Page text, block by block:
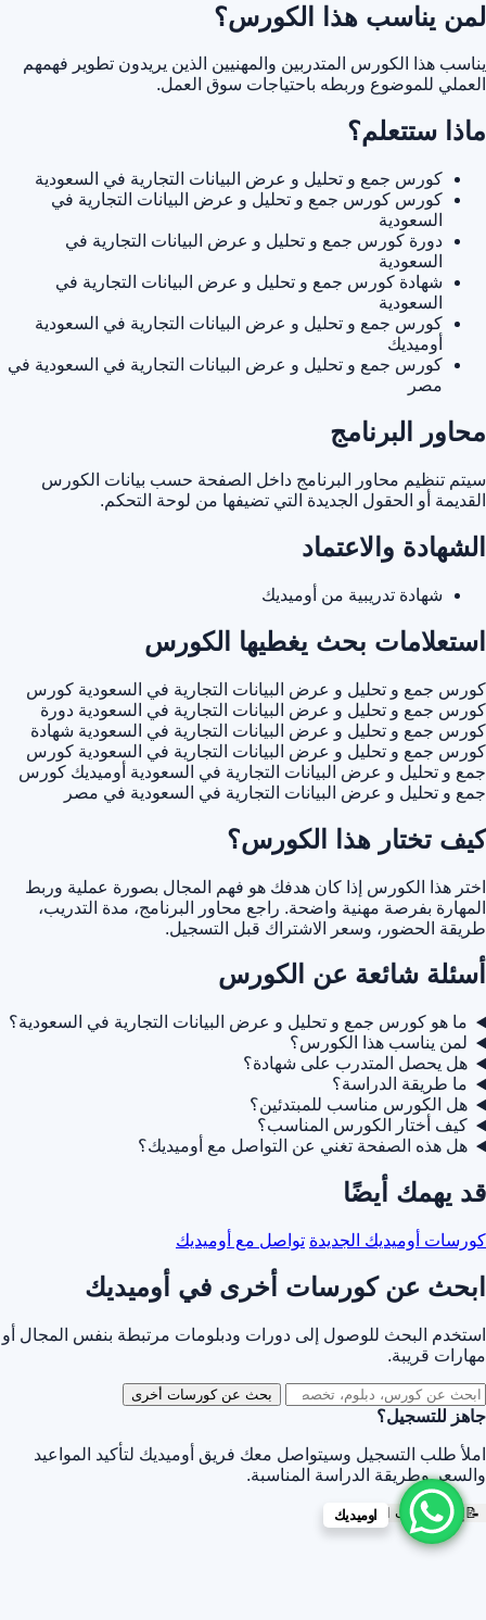
لمن يناسب هذا الكورس؟
يناسب هذا الكورس المتدربين والمهنيين الذين يريدون تطوير فهمهم
العملي للموضوع وربطه باحتياجات سوق العمل.
ماذا ستتعلم؟
كورس جمع و تحليل و عرض البيانات التجارية في السعودية
كورس كورس جمع و تحليل و عرض البيانات التجارية في
السعودية
دورة كورس جمع و تحليل و عرض البيانات التجارية في
السعودية
شهادة كورس جمع و تحليل و عرض البيانات التجارية في
السعودية
كورس جمع و تحليل و عرض البيانات التجارية في السعودية
أوميديك
كورس جمع و تحليل و عرض البيانات التجارية في السعودية في
مصر
محاور البرنامج
سيتم تنظيم محاور البرنامج داخل الصفحة حسب بيانات الكورس
القديمة أو الحقول الجديدة التي تضيفها من لوحة التحكم.
الشهادة والاعتماد
شهادة تدريبية من أوميديك
استعلامات بحث يغطيها الكورس
كورس جمع و تحليل و عرض البيانات التجارية في السعودية كورس
كورس جمع و تحليل و عرض البيانات التجارية في السعودية دورة
كورس جمع و تحليل و عرض البيانات التجارية في السعودية شهادة
كورس جمع و تحليل و عرض البيانات التجارية في السعودية كورس
جمع و تحليل و عرض البيانات التجارية في السعودية أوميديك كورس
جمع و تحليل و عرض البيانات التجارية في السعودية في مصر
كيف تختار هذا الكورس؟
اختر هذا الكورس إذا كان هدفك هو فهم المجال بصورة عملية وربط
المهارة بفرصة مهنية واضحة. راجع محاور البرنامج، مدة التدريب،
طريقة الحضور، وسعر الاشتراك قبل التسجيل.
أسئلة شائعة عن الكورس
ما هو كورس جمع و تحليل و عرض البيانات التجارية في السعودية؟
لمن يناسب هذا الكورس؟
هل يحصل المتدرب على شهادة؟
ما طريقة الدراسة؟
هل الكورس مناسب للمبتدئين؟
كيف أختار الكورس المناسب؟
هل هذه الصفحة تغني عن التواصل مع أوميديك؟
قد يهمك أيضًا
كورسات أوميديك الجديدة تواصل مع أوميديك
ابحث عن كورسات أخرى في أوميديك
استخدم البحث للوصول إلى دورات ودبلومات مرتبطة بنفس المجال أو
مهارات قريبة.
بحث عن كورسات أخرى
جاهز للتسجيل؟
املأ طلب التسجيل وسيتواصل معك فريق أوميديك لتأكيد المواعيد
والسعر وطريقة الدراسة المناسبة.
📝 إرسال طلب التسجيل
اوميديك